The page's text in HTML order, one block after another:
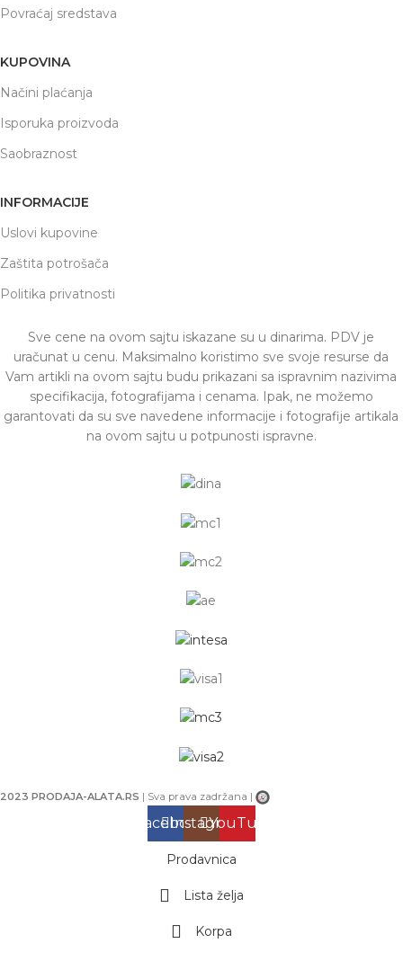
Povraćaj sredstava
KUPOVINA
Načini plaćanja
Isporuka proizvoda
Saobraznost
INFORMACIJE
Uslovi kupovine
Zaštita potrošača
Politika privatnosti
Sve cene na ovom sajtu iskazane su u dinarima. PDV je
uračunat u cenu. Maksimalno koristimo sve svoje resurse da
Vam artikli na ovom sajtu budu prikazani sa ispravnim nazivima
specifikacija, fotografijama i cenama. Ipak, ne možemo
garantovati da su sve navedene informacije i fotografije artikala
na ovom sajtu u potpunosti ispravne.
2023 PRODAJA-ALATA.RS | Sva prava zadržana |
Facebook
Instagram
YouTube
Prodavnica
Lista želja
Korpa